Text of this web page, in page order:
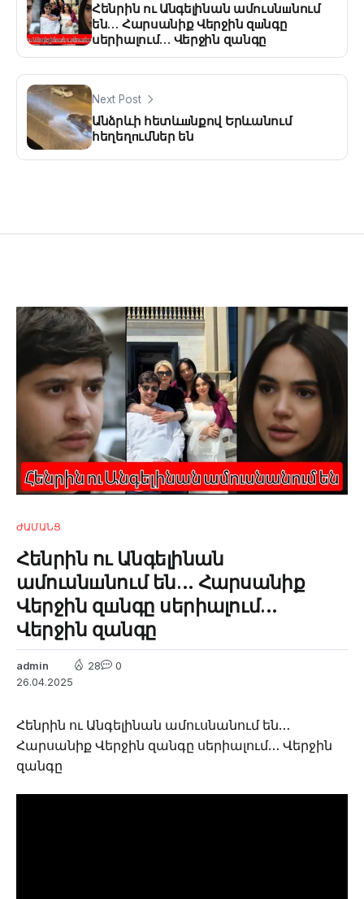
Հենրին ու Անգելինան ամուսնшնում
են… Հարսանիք Վերջին զшնգը
սերիալում… Վերջին զանգը
Next Post
Անձրևի հետևшնքով Երևանում
հեղեղпւմներ են
ԺԱՄԱՆՑ
Հենրին ու Անգելինան
ամուսնшնում են… Հարսանիք
Վերջին զшնգը սերիալում…
Վերջին զանգը
admin
26.04.2025
28 0
Հենրին ու Անգելինան ամուսնանում են…
Հարսանիք Վերջին զանգը սերիալում… Վերջին
զանգը